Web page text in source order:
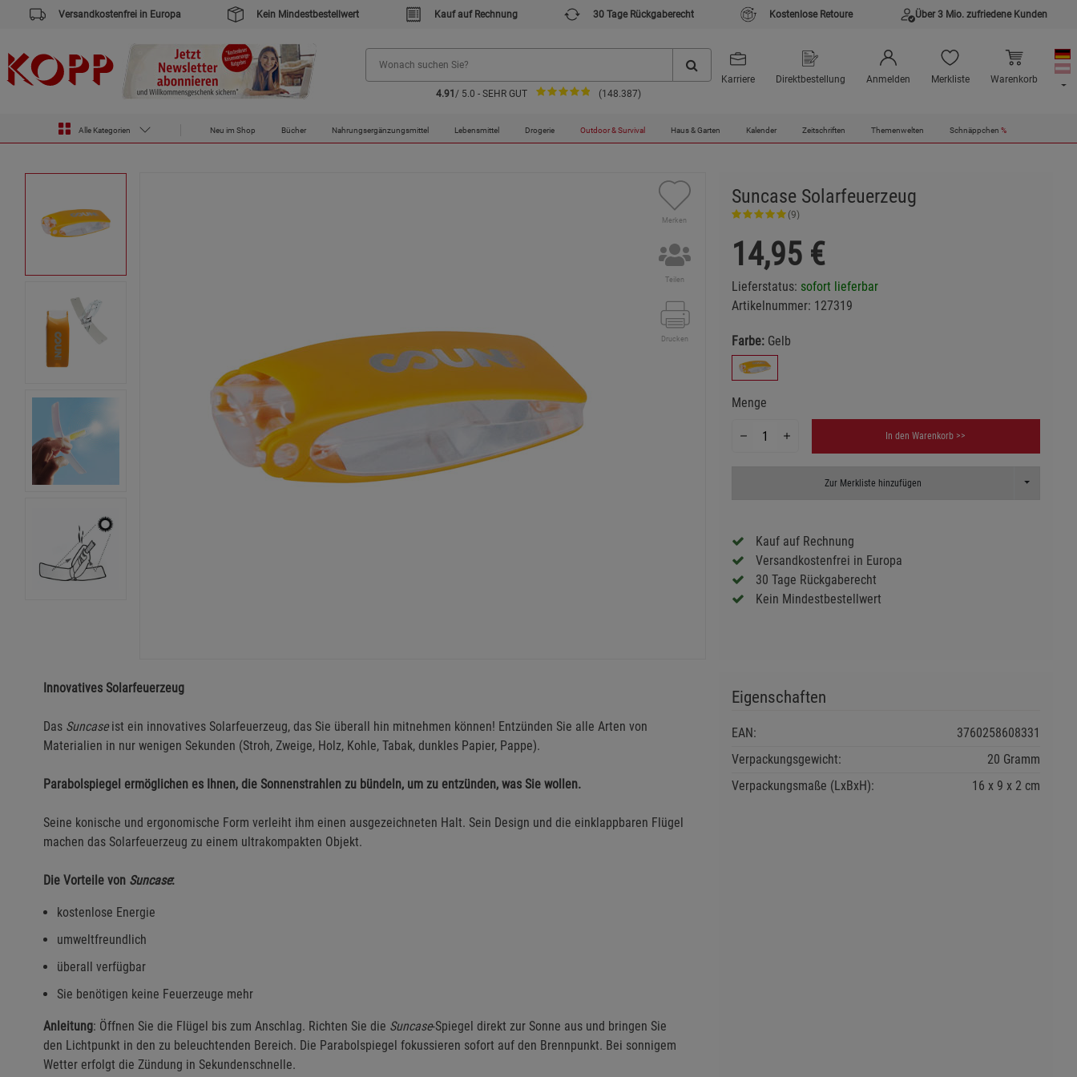
Versandkostenfrei in Europa Kein Mindestbestellwert Kauf auf Rechnung 30 Tage Rückgaberecht Kostenlose Retoure Über 3 Mio. zufriedene Kunden
4.91 / 5.0 - SEHR GUT (148.387)
Karriere Direktbestellung Anmelden Merkliste Warenkorb
Alle Kategorien Neu im Shop Bücher Nahrungsergänzungsmittel Lebensmittel Drogerie Outdoor & Survival Haus & Garten Kalender Zeitschriften Themenwelten Schnäppchen %
Zur Startseite des Kopp Verlag Online-Shop
Outdoor & Survival Suncase Solarfeuerzeug
Merken
Teilen
Drucken
Suncase Solarfeuerzeug
(9)
14,95 €
Lieferstatus: sofort lieferbar
Artikelnummer: 127319
Farbe:Gelb
Menge
In den Warenkorb >>
Zur Merkliste hinzufügen Toggle
Kauf auf Rechnung
Versandkostenfrei in Europa
30 Tage Rückgaberecht
Kein Mindestbestellwert
Innovatives Solarfeuerzeug
Das Suncaseist ein innovatives Solarfeuerzeug, das Sie überall hin mitnehmen können! Entzünden Sie alle Arten von
Materialien in nur wenigen Sekunden (Stroh, Zweige, Holz, Kohle, Tabak, dunkles Papier, Pappe).
Parabolspiegel ermöglichen es Ihnen, die Sonnenstrahlen zu bündeln, um zu entzünden, was Sie wollen.
Seine konische und ergonomische Form verleiht ihm einen ausgezeichneten Halt. Sein Design und die einklappbaren Flügel
machen das Solarfeuerzeug zu einem ultrakompakten Objekt.
Die Vorteile von Suncase:
kostenlose Energie
umweltfreundlich
überall verfügbar
Sie benötigen keine Feuerzeuge mehr
Anleitung: Öffnen Sie die Flügel bis zum Anschlag. Richten Sie die Suncase-Spiegel direkt zur Sonne aus und bringen Sie
den Lichtpunkt in den zu beleuchtenden Bereich. Die Parabolspiegel fokussieren sofort auf den Brennpunkt. Bei sonnigem
Wetter erfolgt die Zündung in Sekundenschnelle.
Eigenschaften
EAN:
3760258608331
Verpackungsgewicht:
20 Gramm
Verpackungsmaße (LxBxH):
16 9 2cm